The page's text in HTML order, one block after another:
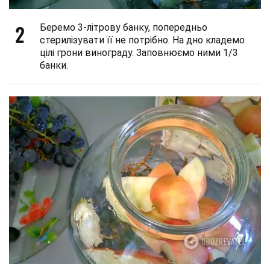
2
Беремо 3-літрову банку, попередньо
стерилізувати її не потрібно. На дно кладемо
цілі грони винограду. Заповнюємо ними 1/3
банки.